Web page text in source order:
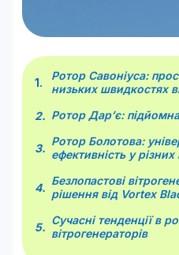
Ротор Савоніуса:
низьких швидкостях
Ротор Дар’є:
Ротор Болотова:
ефективність у
Безлопастові
рішення від Vortex
Сучасні тенденції в
вітрогенераторів